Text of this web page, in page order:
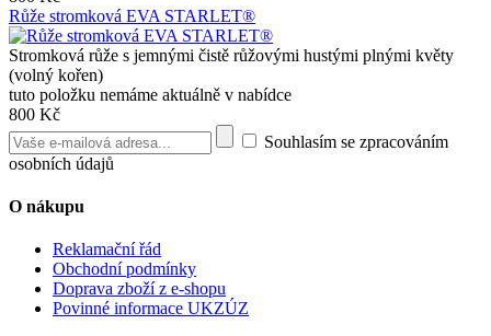
Růže stromková EVA STARLET®
Stromková růže s jemnými čistě růžovými hustými plnými květy
(volný kořen)
tuto položku nemáme aktuálně v nabídce
800 Kč
Souhlasím se zpracováním
osobních údajů
O nákupu
Reklamační řád
Obchodní podmínky
Doprava zboží z e-shopu
Povinné informace UKZÚZ